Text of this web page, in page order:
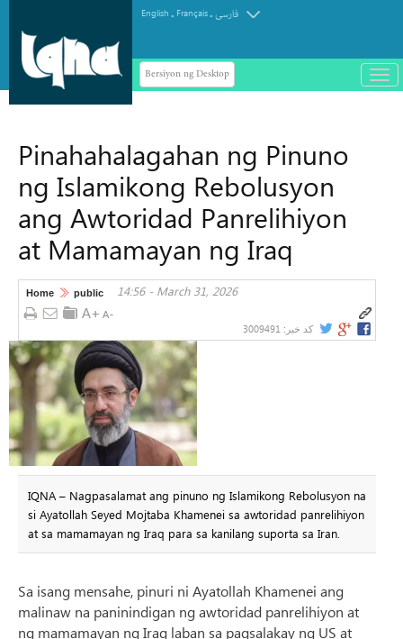
English . Français.فارسی
Bersiyon ng Desktop
باز
و
Pinahahalagahan ng Pinuno
ng Islamikong Rebolusyon
ang Awtoridad Panrelihiyon
at Mamamayan ng Iraq
Home public 14:56 - March 31, 2026
کد خبر: 3009491
IQNA – Nagpasalamat ang pinuno ng Islamikong Rebolusyon na
si Ayatollah Seyed Mojtaba Khamenei sa awtoridad panrelihiyon
at sa mamamayan ng Iraq para sa kanilang suporta sa Iran.
Sa isang mensahe, pinuri ni Ayatollah Khamenei ang
malinaw na paninindigan ng awtoridad panrelihiyon at
ng mamamayan ng Iraq laban sa pagsalakay ng US at